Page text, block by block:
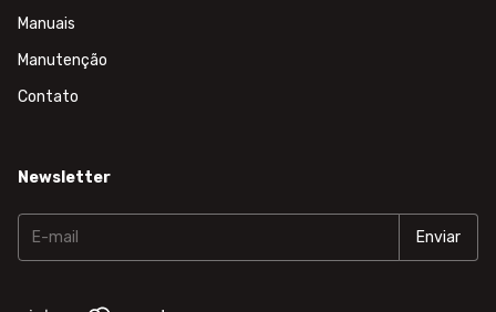
Manuais
Manutenção
Contato
Newsletter